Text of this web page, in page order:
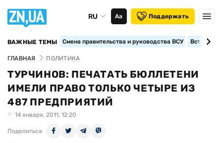
RU Аа Поддержать
ВАЖНЫЕ ТЕМЫ Смена правительства и руководства ВСУ
ГЛАВНАЯ ПОЛИТИКА
ТУРЧИНОВ: ПЕЧАТАТЬ БЮЛЛЕТЕНИ
ИМЕЛИ ПРАВО ТОЛЬКО ЧЕТЫРЕ ИЗ
487 ПРЕДПРИЯТИЙ
14 января, 2011, 12:20
Поделиться